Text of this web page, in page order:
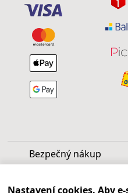
Bezpečný nákup
Nastavení cookies. Aby